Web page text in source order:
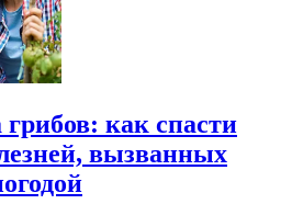
как спасти
вызванных